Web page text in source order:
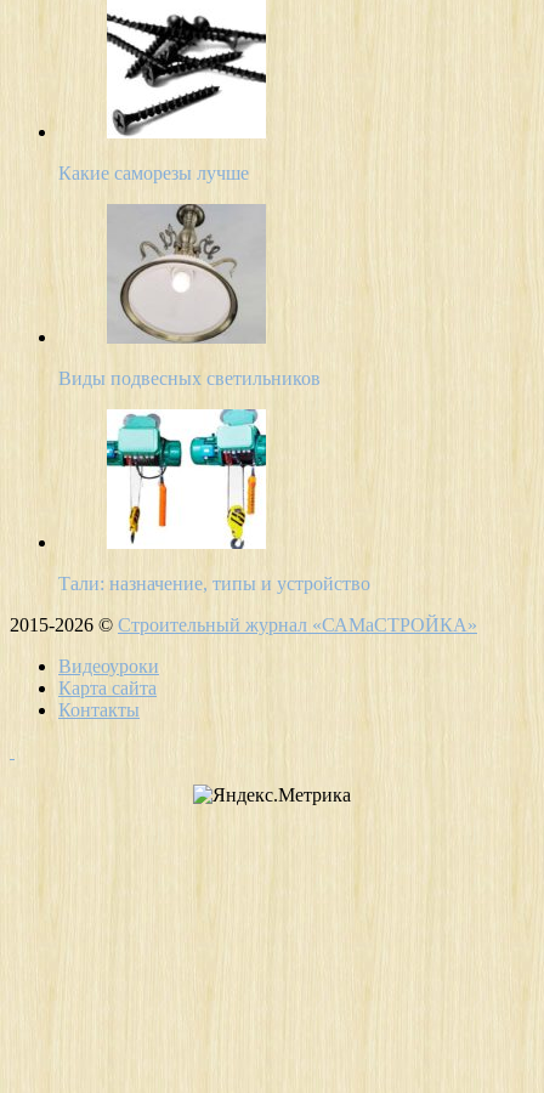
Какие саморезы лучше
Виды подвесных светильников
Тали: назначение, типы и устройство
2015-2026 © Строительный журнал «САМаСТРОЙКА»
Видеоуроки
Карта сайта
Контакты